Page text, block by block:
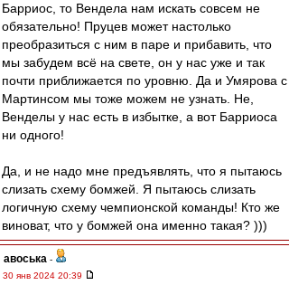
Барриос, то Вендела нам искать совсем не
обязательно! Пруцев может настолько
преобразиться с ним в паре и прибавить, что
мы забудем всё на свете, он у нас уже и так
почти приближается по уровню. Да и Умярова с
Мартинсом мы тоже можем не узнать. Не,
Венделы у нас есть в избытке, а вот Барриоса
ни одного!
Да, и не надо мне предъявлять, что я пытаюсь
слизать схему бомжей. Я пытаюсь слизать
логичную схему чемпионской команды! Кто же
виноват, что у бомжей она именно такая? )))
авоська -
30 янв 2024 20:39